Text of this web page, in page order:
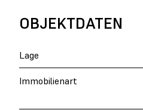
OBJEKTDATEN
Lage
Immobilienart